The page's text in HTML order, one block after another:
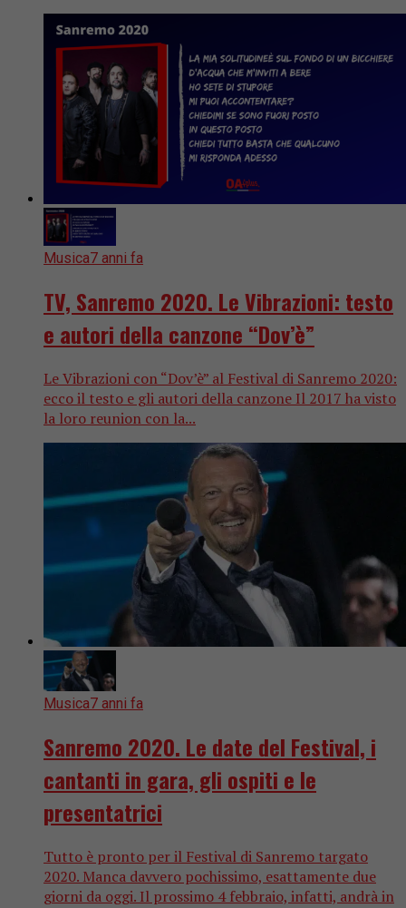
Musica7 anni fa
TV, Sanremo 2020. Le Vibrazioni: testo
e autori della canzone “Dov’è”
Le Vibrazioni con “Dov’è” al Festival di Sanremo 2020:
ecco il testo e gli autori della canzone Il 2017 ha visto
la loro reunion con la...
Musica7 anni fa
Sanremo 2020. Le date del Festival, i
cantanti in gara, gli ospiti e le
presentatrici
Tutto è pronto per il Festival di Sanremo targato
2020. Manca davvero pochissimo, esattamente due
giorni da oggi. Il prossimo 4 febbraio, infatti, andrà in